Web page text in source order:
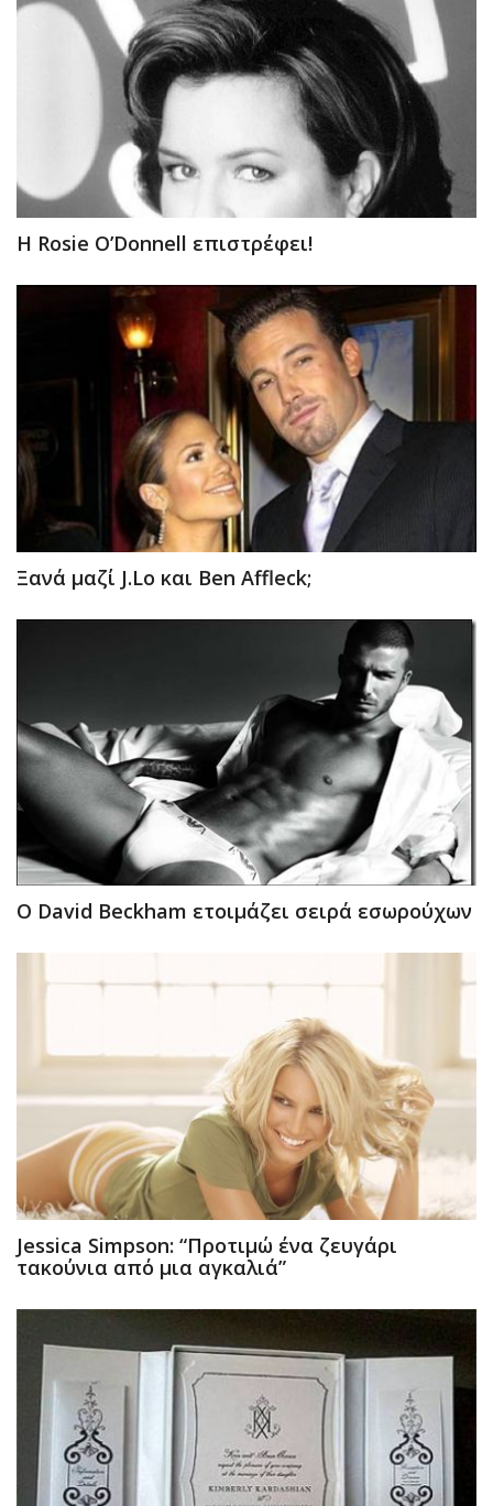
H Rosie O’Donnell επιστρέφει!
Ξανά μαζί J.Lo και Βen Affleck;
O David Beckham ετοιμάζει σειρά εσωρούχων
Jessica Simpson: “Προτιμώ ένα ζευγάρι
τακούνια από μια αγκαλιά”